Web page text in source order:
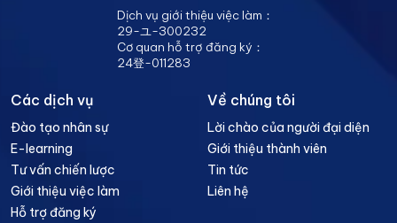
Dịch vụ giới thiệu việc làm：
29-ユ-300232
Cơ quan hỗ trợ đăng ký：
24登-011283
Các dịch vụ
Đào tạo nhân sự
E-learning
Tư vấn chiến lược
Giới thiệu việc làm
Hỗ trợ đăng ký
Về chúng tôi
Lời chào của người đại diện
Giới thiệu thành viên
Tin tức
Liên hệ